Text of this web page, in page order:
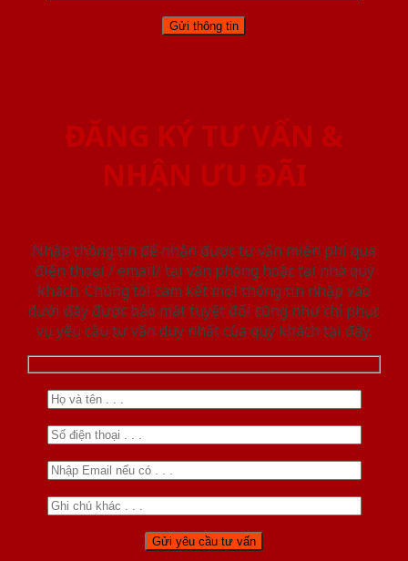
ĐĂNG KÝ TƯ VẤN &
NHẬN ƯU ĐÃI
Nhập thông tin để nhận được tư vấn miễn phí qua
điện thoại / email/ tại văn phòng hoặc tại nhà quý
khách. Chúng tôi cam kết mọi thông tin nhập vào
dưới đây được bảo mật tuyệt đối cũng như chỉ phục
vụ yêu cầu tư vấn duy nhất của quý khách tại đây.